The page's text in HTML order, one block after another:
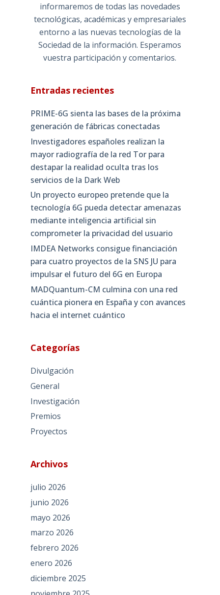
informaremos de todas las novedades
tecnológicas, académicas y empresariales
entorno a las nuevas tecnologías de la
Sociedad de la información. Esperamos
vuestra participación y comentarios.
Entradas recientes
PRIME-6G sienta las bases de la próxima
generación de fábricas conectadas
Investigadores españoles realizan la
mayor radiografía de la red Tor para
destapar la realidad oculta tras los
servicios de la Dark Web
Un proyecto europeo pretende que la
tecnología 6G pueda detectar amenazas
mediante inteligencia artificial sin
comprometer la privacidad del usuario
IMDEA Networks consigue financiación
para cuatro proyectos de la SNS JU para
impulsar el futuro del 6G en Europa
MADQuantum-CM culmina con una red
cuántica pionera en España y con avances
hacia el internet cuántico
Categorías
Divulgación
General
Investigación
Premios
Proyectos
Archivos
julio 2026
junio 2026
mayo 2026
marzo 2026
febrero 2026
enero 2026
diciembre 2025